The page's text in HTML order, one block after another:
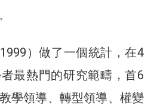
）做了一個統計，在4
最熱門的研究範疇，首6
學領導、轉型領導、權變